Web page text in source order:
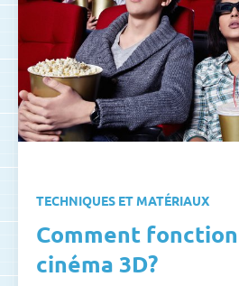
TECHNIQUES ET MATÉRIAUX
Comment
cinéma 3D?